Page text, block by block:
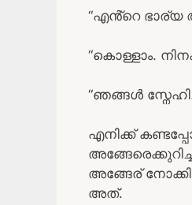
“എൻ്റെ
“കൊള്ളാം.
“ഞങ്ങൾ
എനിക്ക്
അങ്ങേര്
അത്.